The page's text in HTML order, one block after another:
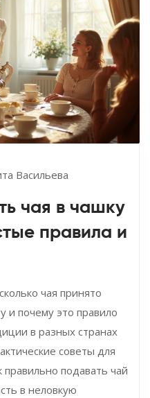
Васильева
чая в чашку
правила и
чая принято
и почему это правило
в разных странах
советы для
подавать чай
в неловкую